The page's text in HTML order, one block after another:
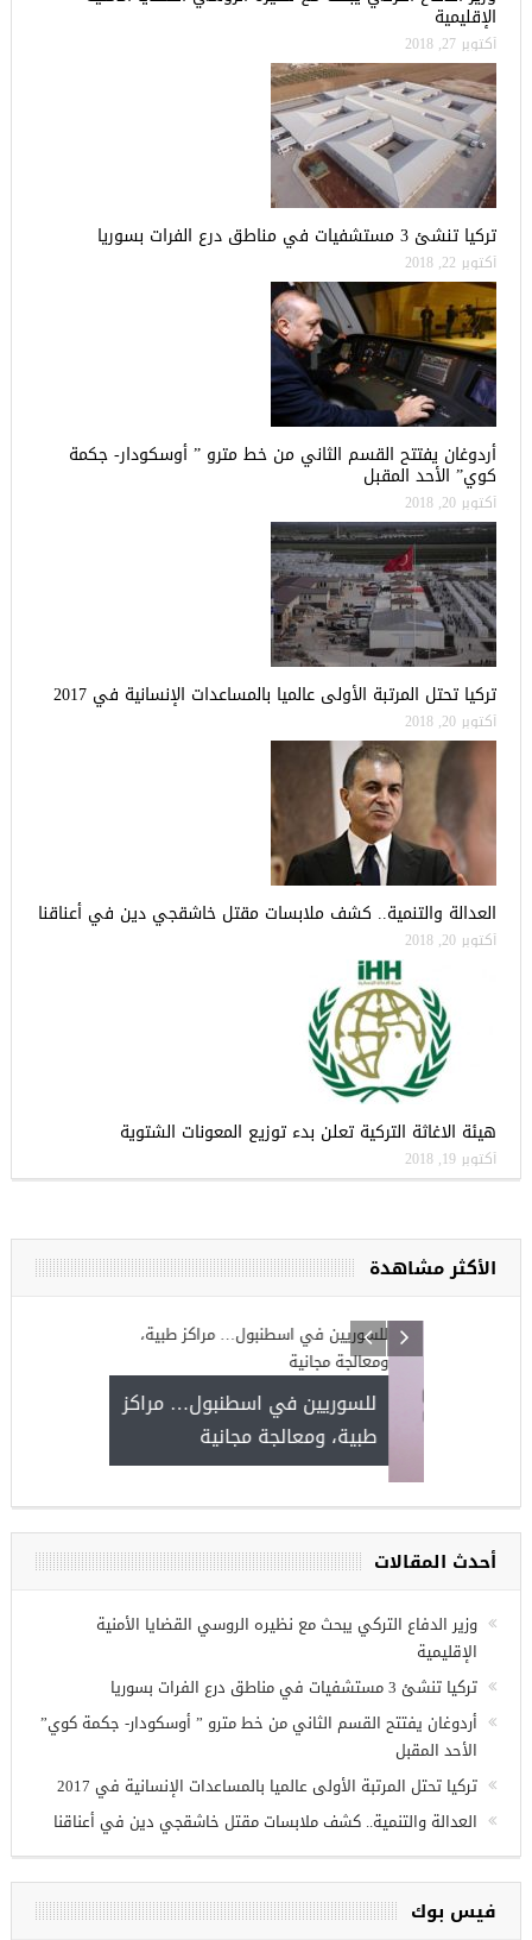
الإقليمية
أكتوبر 27, 2018
تركيا تنشئ 3 مستشفيات في مناطق درع الفرات بسوريا
أكتوبر 22, 2018
أردوغان يفتتح القسم الثاني من خط مترو ” أوسكودار- جكمة
كوي” الأحد المقبل
أكتوبر 20, 2018
تركيا تحتل المرتبة الأولى عالميا بالمساعدات الإنسانية في 2017
أكتوبر 20, 2018
العدالة والتنمية.. كشف ملابسات مقتل خاشقجي دين في أعناقنا
أكتوبر 20, 2018
هيئة الاغاثة التركية تعلن بدء توزيع المعونات الشتوية
أكتوبر 19, 2018
الأكثر مشاهدة
مجموعة فرص عمل للسوريين في
غازي عنتاب
أحدث المقالات
وزير الدفاع التركي يبحث مع نظيره الروسي القضايا الأمنية
الإقليمية
تركيا تنشئ 3 مستشفيات في مناطق درع الفرات بسوريا
أردوغان يفتتح القسم الثاني من خط مترو ” أوسكودار- جكمة كوي”
الأحد المقبل
تركيا تحتل المرتبة الأولى عالميا بالمساعدات الإنسانية في 2017